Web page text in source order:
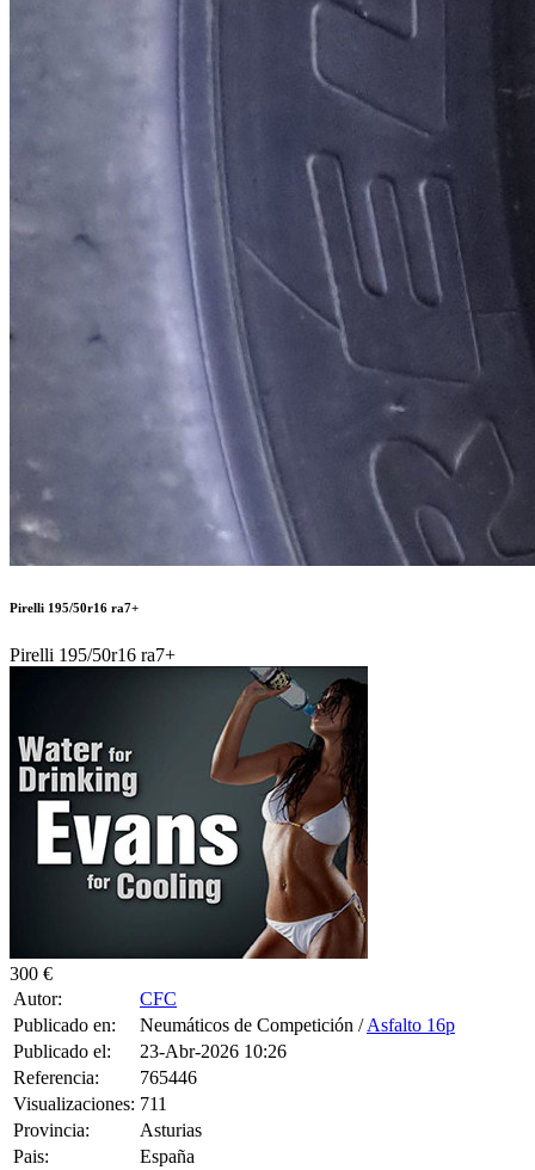
Pirelli 195/50r16 ra7+
Pirelli 195/50r16 ra7+
300 €
Autor:
CFC
Publicado en:
Neumáticos de Competición /Asfalto 16p
Publicado el:
23-Abr-2026 10:26
Referencia:
765446
Visualizaciones: 711
Provincia:
Asturias
Pais:
España